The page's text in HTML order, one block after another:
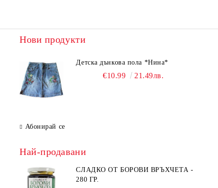
Нови продукти
Детска дънкова пола *Нина*
€10.99 21.49лв.
Абонирай се
Най-продавани
СЛАДКО ОТ БОРОВИ ВРЪХЧЕТА -
280 ГР.